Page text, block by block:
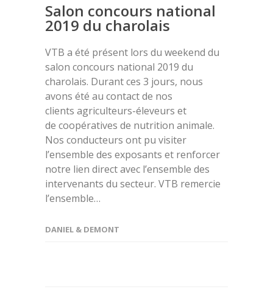
Salon concours national
2019 du charolais
VTB a été présent lors du weekend du
salon concours national 2019 du
charolais. Durant ces 3 jours, nous
avons été au contact de nos
clients agriculteurs-éleveurs et
de coopératives de nutrition animale.
Nos conducteurs ont pu visiter
l’ensemble des exposants et renforcer
notre lien direct avec l’ensemble des
intervenants du secteur. VTB remercie
l’ensemble…
DANIEL & DEMONT